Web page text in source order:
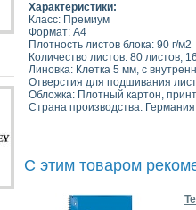
Характеристики:
Класс: Премиум
Формат: A4
Плотность листов блока: 90 г/м2
Количество листов: 80 листов,
Линовка: Клетка 5 мм, с
Отверстия для подшивания
Обложка: Плотный картон,
Страна производства: Германия
С этим товаром